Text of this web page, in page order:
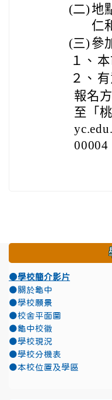
(二)地
仁
(三) 參
１、
２、
報名
至「
00004
●學校簡介影片
●關於龜中
●學校願景
●校舍平面圖
●龜中校徽
●學校現況
●學校分機表
●本校位置及學區